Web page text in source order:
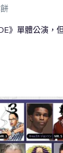
》單體公演，